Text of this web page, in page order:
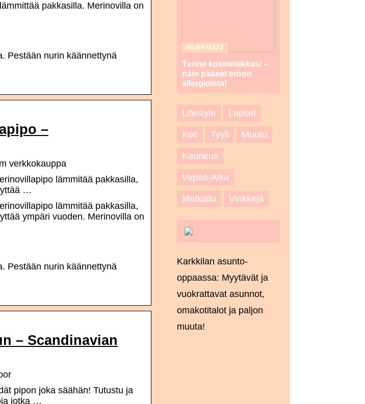
pakkasilla. Merinovilla on
Pestään nurin käännettynä
–
verkkokauppa
lämmitää pakkasilla,
…
lämmitää pakkasilla,
ympäri vuoden. Merinovilla on
Pestään nurin käännettynä
– Scandinavian
pipon joka säähän! Tutustu ja
jotka …
06/09/2022
Tunne kosmetiikkasi –
näin pääset eroon
allergioista!
Lifestyle Lapset
Koti Tyyli Muoto
Kauneus
Vapaa-Aika
Matkailu Vinkkejä
Karkkilan asunto-
oppaassa: Myytävät ja
vuokrattavat asunnot,
omakotitalot ja paljon
muuta!